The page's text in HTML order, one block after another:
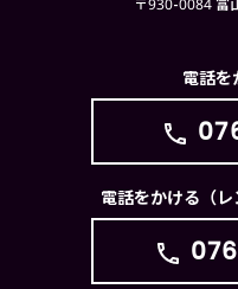
電話を
電話をかける（レ